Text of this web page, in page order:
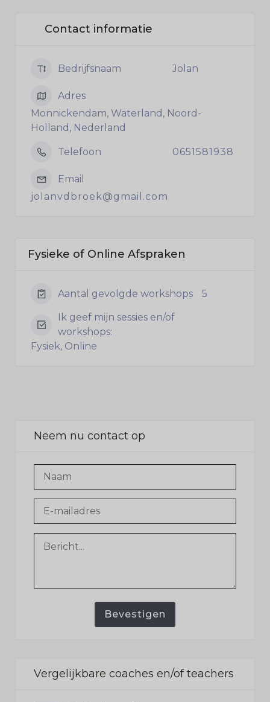
Contact informatie
Bedrijfsnaam Jolan
Adres
Monnickendam, Waterland, Noord-
Holland, Nederland
Telefoon 0651581938
Email
jolanvdbroek@gmail.com
Fysieke of Online Afspraken
Aantal gevolgde workshops 5
Ik geef mijn sessies en/of
workshops:
Fysiek, Online
Neem nu contact op
Bevestigen
Vergelijkbare coaches en/of teachers